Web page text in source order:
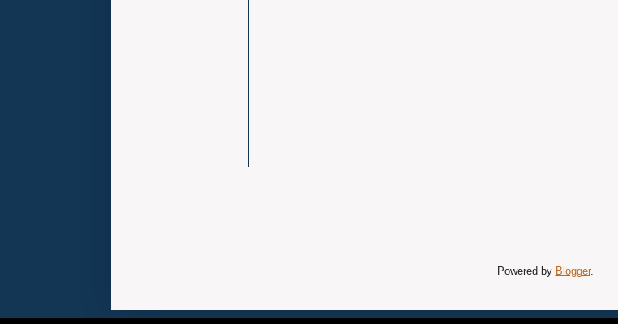
Powered by Blogger.